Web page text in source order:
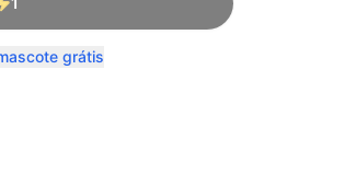
grátis